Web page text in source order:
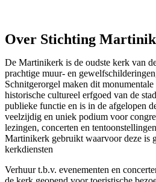
Over Stichting
De Martinikerk is de oudste kerk van
prachtige muur- en
Schnitgerorgel maken dit
historische cultureel erfgoed van de
publieke functie en is in de afgelopen
veelzijdig en uniek podium voor
lezingen, concerten en
Martinikerk gebruikt waarvoor deze is
kerkdiensten
Verhuur t.b.v. evenementen en